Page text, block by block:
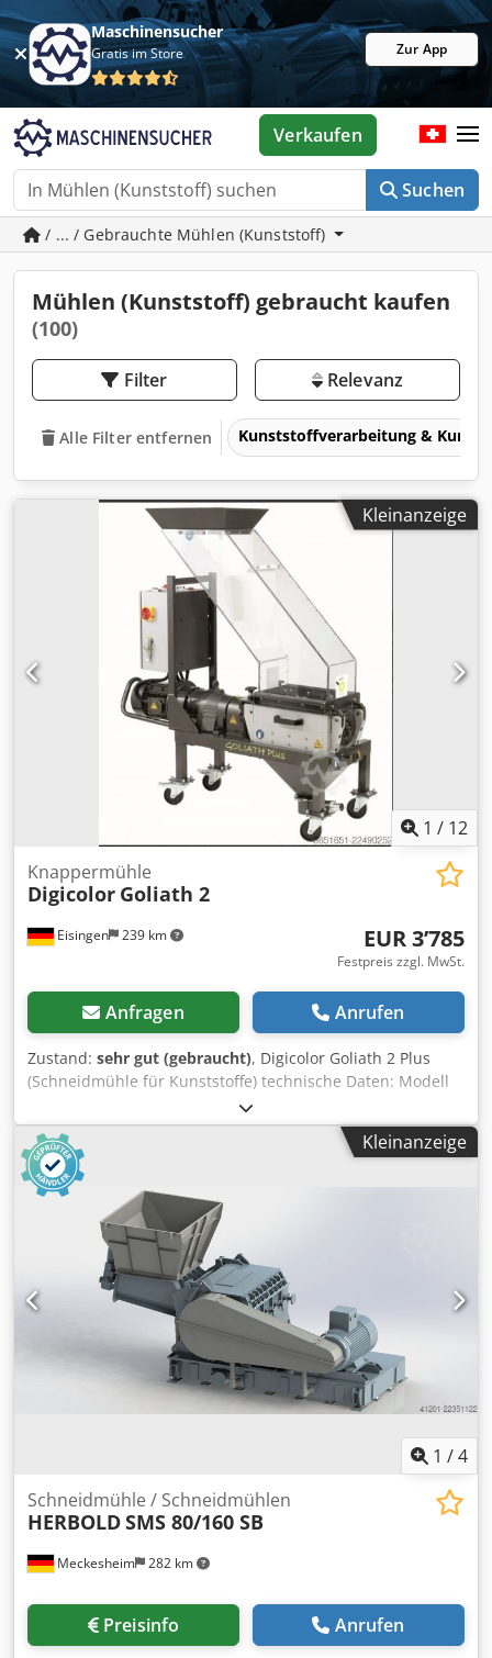
Maschinensucher
Gratis im Store Zur App
Suchen
Verkaufen
/ ... / Gebrauchte Mühlen (Kunststoff)
Mühlen (Kunststoff) gebraucht kaufen
(100)
Filter Relevanz
Alle Filter entfernen Kunststoffverarbeitung &
Kleinanzeige
1 / 12
Eisingen 239 km
Knappermühle
Digicolor Goliath 2
EUR 3’785
Festpreis zzgl. MwSt.
Anfragen Anrufen
Zustand: sehr gut (gebraucht), Digicolor Goliath 2 Plus
(Schneidmühle für Kunststoffe) technische Daten: Modell
Goliath Plus 2 Mahlkammergröße 228 × 265 mm
Schneidprinzip Langsamlaufende Zahnwalzen-
Schneidmühle Drehzahl ca. 25 U/min Motorleistung 0,75
kW, Material Thermoplastische Angüsse, Ausschussteile
und Produktionsabfälle Besonderheiten Vertikalmotor
(platzsparend), staubarme Zerkleinerung, reversible
Kämme, einfacher Messerwechsel Goliath Plus 2: 228 × 265
mm Dcedpozrnfpofx Aaxsk Die Mühle ist in einem Top
Zustand ! Im Mahlgutbehälter ist ein Füllstandsmelder der
verhindert das die Mühle "im eigenen Saft" läuft!
Kleinanzeige
1 /4
Meckesheim 282 km
Schneidmühle / Schneidmühlen
HERBOLDSMS 80/160 SB
Preisinfo Anrufen